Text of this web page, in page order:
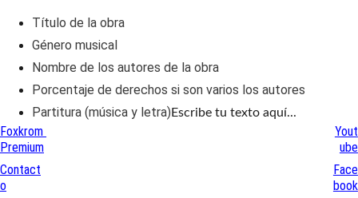
Título de la obra
Género musical
Nombre de los autores de la obra
Porcentaje de derechos si son varios los autores
Partitura (música y letra) Escribe tu texto aquí...
Foxkrom
Premium
Contact
o
Yout
ube
Face
book